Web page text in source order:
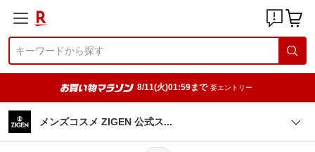
8/11(火)01:59まで 要エントリー
メンズコスメ ZIGEN 公式ス